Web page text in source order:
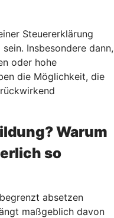
Steuererklärung
Insbesondere dann,
oder hohe
die Möglichkeit, die
Warum
so
absetzen
maßgeblich davon